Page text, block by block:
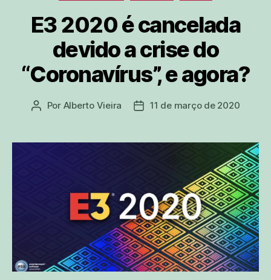
E3 2020 é cancelada
devido a crise do
“Coronavírus”, e agora?
Autor
Por Alberto Vieira
Data11 de março de 2020